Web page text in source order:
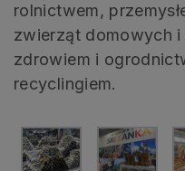
rolnictwem,
zwierząt domowych
zdrowiem i
recyclingiem.